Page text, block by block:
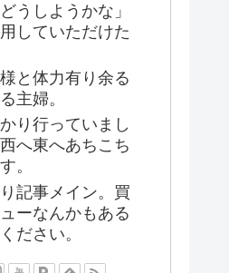
うしようかな」
していただけた
と体力有り余る
主婦。
り行っていまし
へ東へあちこち
。
記事メイン。買
ーなんかもある
ださい。